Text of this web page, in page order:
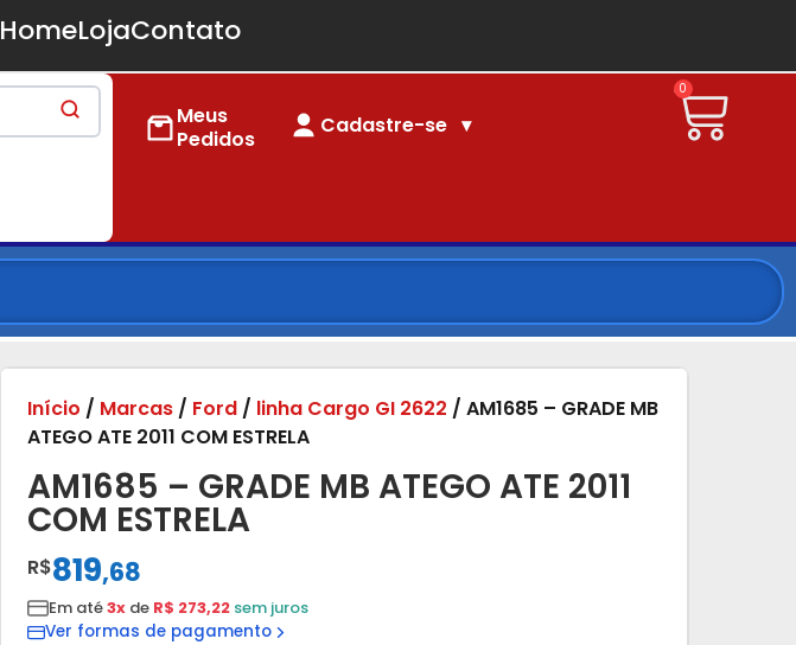
HomeLojaContato
Meus
Pedidos
Cadastre-se
0
AM1685 – GRADE MB ATEGO ATE 2011
COM ESTRELA
Início / Marcas / Ford / linha Cargo GI 2622 / AM1685 – GRADE MB
ATEGO ATE 2011 COM ESTRELA
R$819,68
Em até3x de R$ 273,22 sem juros
Ver formas de pagamento